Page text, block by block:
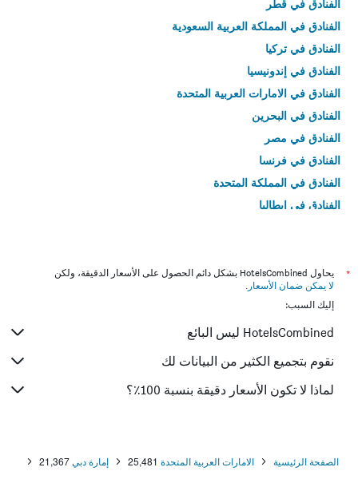
الفنادق في قطر
الفنادق في المملكة العربية السعودية
الفنادق في تركيا
الفنادق في إندونيسيا
الفنادق في الامارات العربية المتحدة
الفنادق في البحرين
الفنادق في مصر
الفنادق في فرنسا
الفنادق في المملكة المتحدة
الفنادق في إيطاليا
*
يحاول HotelsCombined بشكل دائم الحصول على الأسعار الدقيقة، ولكن
لا يمكن ضمان الأسعار .
إليك السبب:
HotelsCombined ليس البائع
نقوم بتجميع الكثير من البيانات لك
لماذا لا تكون الأسعار دقيقة بنسبة 100٪؟
الصفحة الرئيسية الامارات العربية المتحدة 25,481 إمارة دبي 21,367